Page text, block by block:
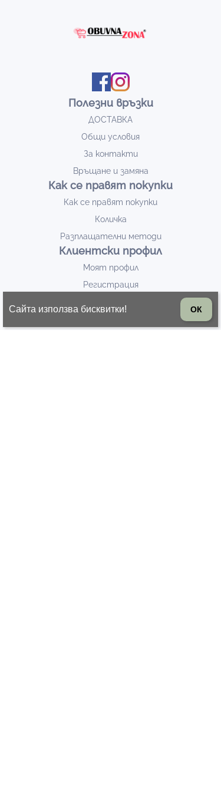
Полезни връзки
ДОСТАВКА
Общи условия
За контакти
Връщане и замяна
Как се правят покупки
Как се правят покупки
Количка
Разплащателни методи
Клиентски профил
Моят профил
Регистрация
Сайта използва бисквитки! ОК